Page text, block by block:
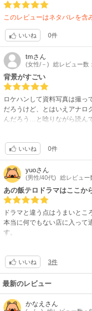
このレビューはネタバレを含
いいね 0件
tmさん
(女性/－) 総レビュー数
背景がすごい
ロケハンして資料写真は撮っ
だろうけど、とはいえアナロ
んだろう…と唸りながら読ん
タイトル通りグルメ物で有名
いいね 0件
yuoさん
(男性/40代) 総レビュー
あの飯テロドラマはここか
ドラマと違う点はうまいとこ
本当に何でもない店に入って
す。
ただそれだけなのに共感で
いいね 3件
最新のレビュー
かなえ さん